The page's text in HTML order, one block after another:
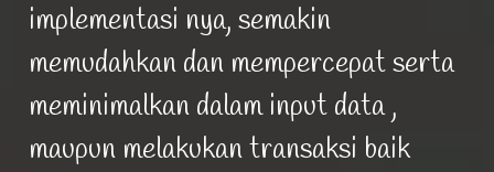
implementasi nya, semakin
memudahkan dan mempercepat serta
meminimalkan dalam input data ,
maupun melakukan transaksi baik